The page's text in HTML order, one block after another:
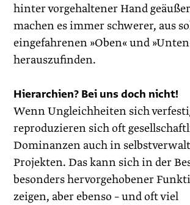
hinter vorgehaltener Hand
machen es immer schwerer, aus
eingefahrenen »Oben« und
herauszufinden.
Hierarchien? Bei uns doch nicht!
Wenn Ungleichheiten sich
reproduzieren sich oft
Dominanzen auch in
Projekten. Das kann sich in der
besonders hervorgehobener
zeigen, aber ebenso – und oft viel